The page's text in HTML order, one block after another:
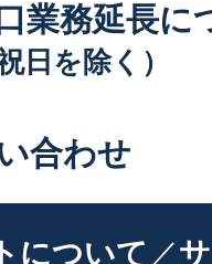
業務延長に
日を除く）
合わせ
について